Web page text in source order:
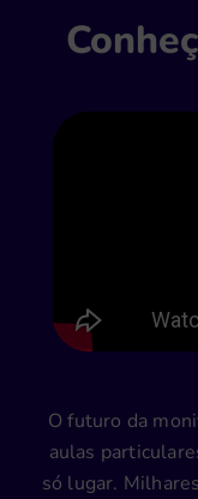
O futuro da
aulas
só lugar.